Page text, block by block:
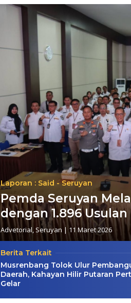
Laporan : Said - Seruyan
Pemda Seruyan
dengan 1.896
Advetorial Seruyan |11 Maret 2026
Berita Terkait
Musrenbang Tolok Ulur
Daerah, Kahayan Hilir Putaran
Gelar